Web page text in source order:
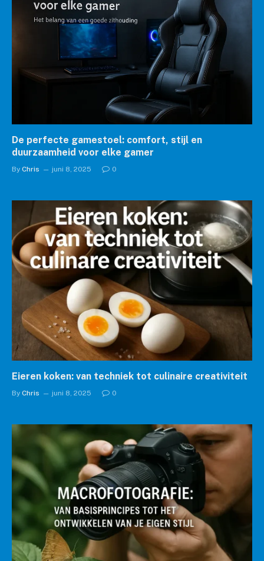
De perfecte gamestoel: comfort, stijl en
duurzaamheid voor elke gamer
By Chris juni 8, 2025 0
Eieren koken: van techniek tot culinaire creativiteit
By Chris juni 8, 2025 0